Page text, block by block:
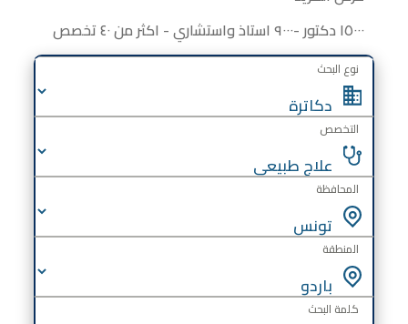
١٥٠٠٠ دكتور -٩٠٠٠ استاذ واستشاري - اكثر من ٤٠ تخصص
نوع البحث
التخصص
المحافظة
المنطقة
كلمة البحث